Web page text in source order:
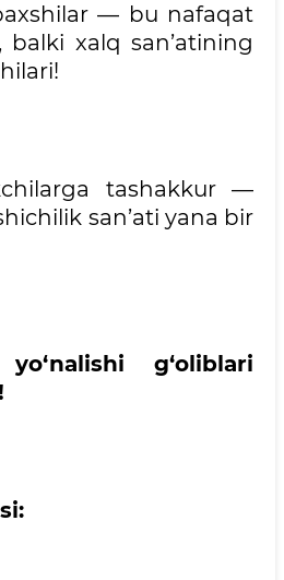
— bu nafaqat
balki xalq san’atining
tashakkur —
san’ati yana bir
yo‘nalishi g‘oliblari